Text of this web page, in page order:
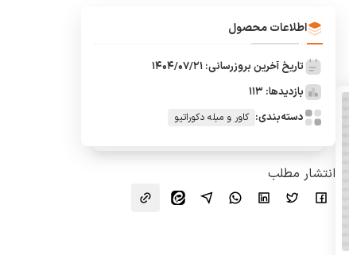
اطلاعات محصول
تاریخ آخرین بروزرسانی: 1404/07/21
بازدیدها: 113
دسته‌بندی: کاور و مبله دکوراتیو
انتشار مطلب